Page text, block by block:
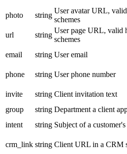
photo
string
User avatar URL,
schemes
url
string
User page URL, valid
schemes
email
string User email
phone
string User phone number
invite
string Client invitation text
group
string Department a client
intent
string Subject of a customer's
crm_link string Client URL in a CRM